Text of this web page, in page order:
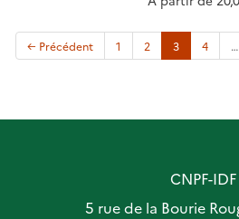
← Précédent 1 2 3(current)
4 …
CNPF-IDF
5 rue de la Bourie